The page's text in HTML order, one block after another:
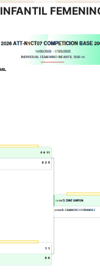
INFANTIL